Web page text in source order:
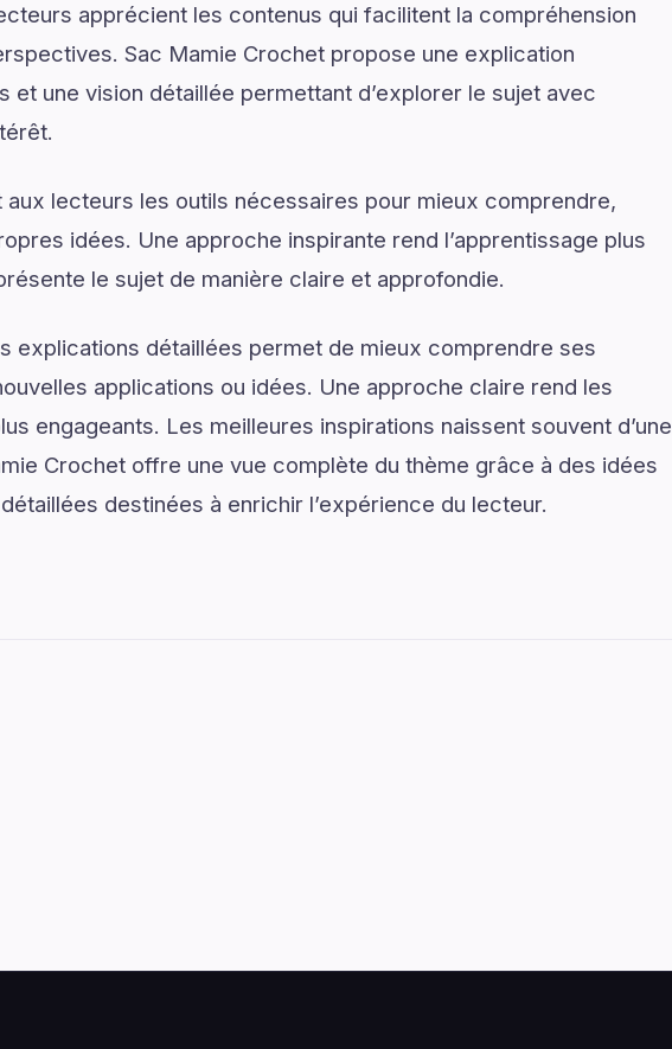
apprécient les contenus qui facilitent la compréhension
Sac Mamie Crochet propose une explication
et une vision détaillée permettant d’explorer le sujet avec
aux lecteurs les outils nécessaires pour mieux comprendre,
idées. Une approche inspirante rend l’apprentissage plus
le sujet de manière claire et approfondie.
explications détaillées permet de mieux comprendre ses
applications ou idées. Une approche claire rend les
engageants. Les meilleures inspirations naissent souvent d’une
Crochet offre une vue complète du thème grâce à des idées
destinées à enrichir l’expérience du lecteur.